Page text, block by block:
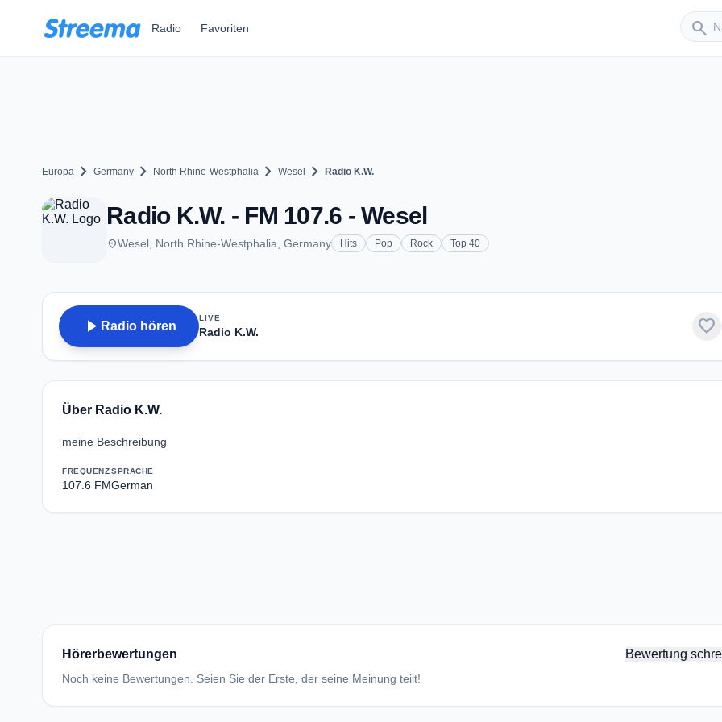
Radio Favoriten search
Europa chevron_right Germany chevron_right North Rhine-Westphalia chevron_right Wesel chevron_right Radio K.W.
Radio K.W. - FM 107.6 - Wesel
placeWesel, North Rhine-Westphalia, Germany Hits Pop Rock Top 40
play_arrow Radio hören
LIVE
Radio K.W. favorite
Über Radio K.W.
meine Beschreibung
FREQUENZ
107.6 FM
SPRACHE
German
Hörerbewertungen Bewertung
Noch keine Bewertungen. Seien Sie der Erste, der seine Meinung teilt!